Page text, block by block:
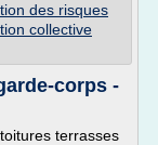
des risques
collective
corps -
terrasses